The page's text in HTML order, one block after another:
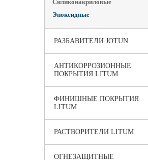
Силиконакриловые
Эпоксидные
РАЗБАВИТЕЛИ JOTUN
АНТИКОРРОЗИОННЫЕ
ПОКРЫТИЯ LITUM
ФИНИШНЫЕ ПОКРЫТИЯ
LITUM
РАСТВОРИТЕЛИ LITUM
ОГНЕЗАЩИТНЫЕ